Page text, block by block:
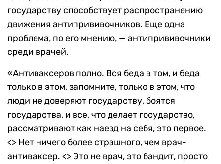
государству способствует распространению
движения антипрививочников. Еще одна
проблема, по его мнению, — антипрививочники
среди врачей.
«Антиваксеров полно. Вся беда в том, и беда
только в этом, запомните, только в этом, что
люди не доверяют государству, боятся
государства, и все, что делает государство,
рассматривают как наезд на себя, это первое.
<> Нет ничего более страшного, чем врач-
антиваксер. <> Это не врач, это бандит, просто